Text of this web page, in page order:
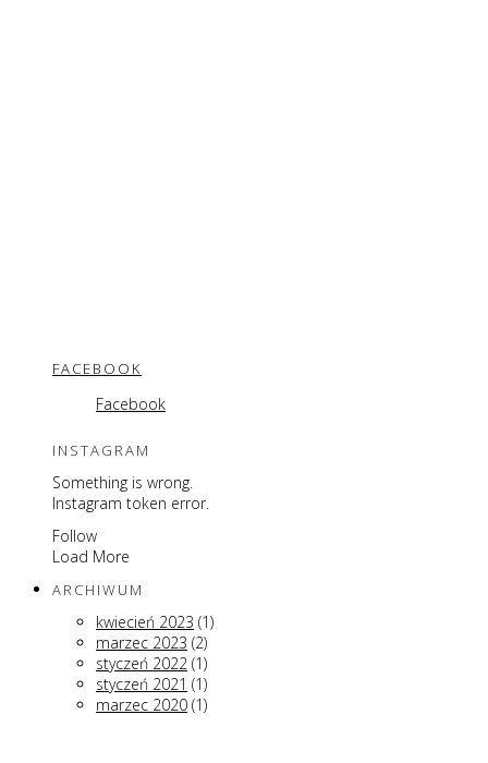
FACEBOOK
Facebook
INSTAGRAM
Something is wrong.
Instagram token error.
Follow
Load More
ARCHIWUM
kwiecień 2023 (1)
marzec 2023 (2)
styczeń 2022 (1)
styczeń 2021 (1)
marzec 2020 (1)